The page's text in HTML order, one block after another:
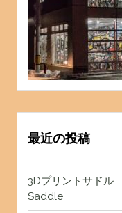
最近の投稿
3Dプリントサド
Saddle